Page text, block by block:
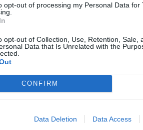
opt-out of processing my Personal Data for
opt-out of Collection, Use, Retention, Sale,
Data that Is Unrelated with the
CONFIRM
Data Deletion Data Access
Via Confalonieri, 5
di